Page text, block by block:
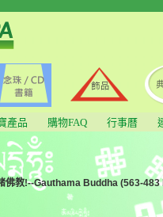
產品 購物FAQ 行事曆
佛教!--Gauthama Buddha (563-